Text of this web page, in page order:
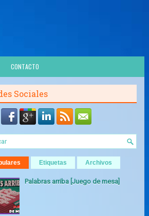
CONTACTO
Sociales
Etiquetas Archivos
Palabras arriba [Juego de mesa]